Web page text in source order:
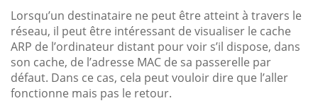
Lorsqu’un destinataire ne peut être atteint à travers le
réseau, il peut être intéressant de visualiser le cache
ARP de l’ordinateur distant pour voir s’il dispose, dans
son cache, de l’adresse MAC de sa passerelle par
défaut. Dans ce cas, cela peut vouloir dire que l’aller
fonctionne mais pas le retour.